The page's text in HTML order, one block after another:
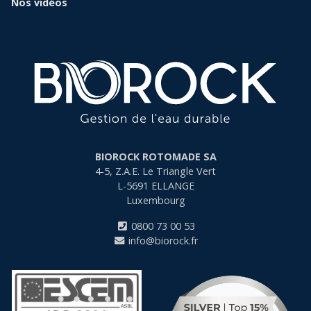
BIOROCK ROTOMADE SA
4-5, Z.A.E. Le Triangle Vert
L-5691 ELLANGE
Luxembourg
0800 73 00 53
info@biorock.fr